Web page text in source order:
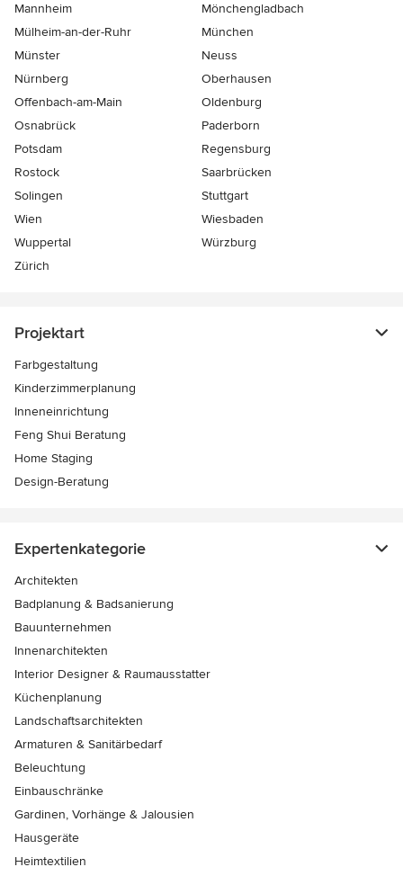
Mannheim
Mönchen­gladbach
Mülheim-an-der-Ruhr
München
Münster
Neuss
Nürnberg
Oberhausen
Offenbach-am-Main
Oldenburg
Osnabrück
Paderborn
Potsdam
Regensburg
Rostock
Saarbrücken
Solingen
Stuttgart
Wien
Wiesbaden
Wuppertal
Würzburg
Zürich
Projektart
Farbgestaltung
Kinderzimmerplanung
Inneneinrichtung
Feng Shui Beratung
Home Staging
Design-Beratung
Expertenkategorie
Architekten
Badplanung & Badsanierung
Bauunternehmen
Innenarchitekten
Interior Designer & Raumausstatter
Küchenplanung
Landschaftsarchitekten
Armaturen & Sanitärbedarf
Beleuchtung
Einbauschränke
Gardinen, Vorhänge & Jalousien
Hausgeräte
Heimtextilien